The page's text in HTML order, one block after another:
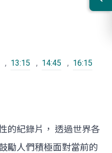
, 13:15 , 14:45 , 16:15
的紀錄片， 透過世界各
勵人們積極面對當前的